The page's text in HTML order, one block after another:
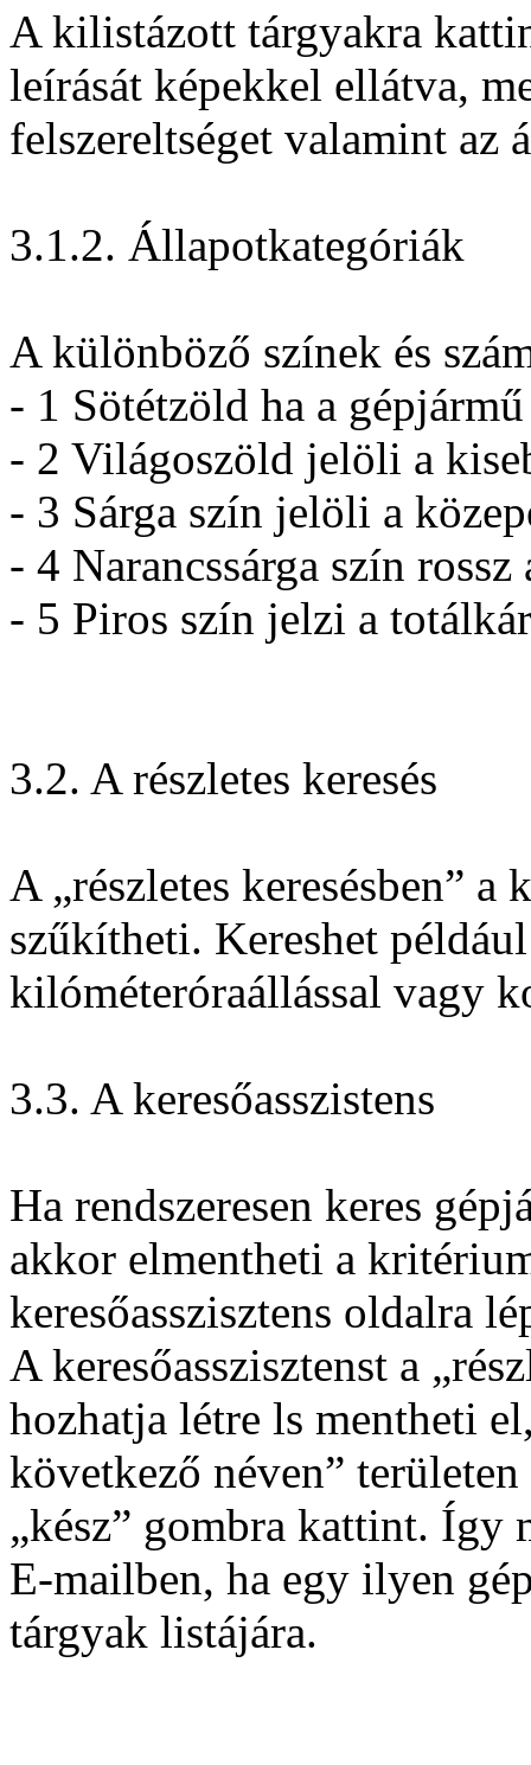
A kilistázott tárgyakra
leírását képekkel ellátva,
felszereltséget valamint az
3.1.2. Állapotkategóriák
A különböző színek és
- 1 Sötétzöld ha a
- 2 Világoszöld jelöli a
- 3 Sárga szín jelöli a
- 4 Narancssárga szín
- 5 Piros szín jelzi a
3.2. A részletes keresés
A „részletes keresésben” a
szűkítheti. Kereshet
kilóméteróraállással vagy
3.3. A keresőasszistens
Ha rendszeresen keres
akkor elmentheti a
keresőasszisztens oldalra
A keresőasszisztenst a
hozhatja létre ls mentheti
következő néven”
„kész” gombra kattint. Így
E-mailben, ha egy ilyen
tárgyak listájára.